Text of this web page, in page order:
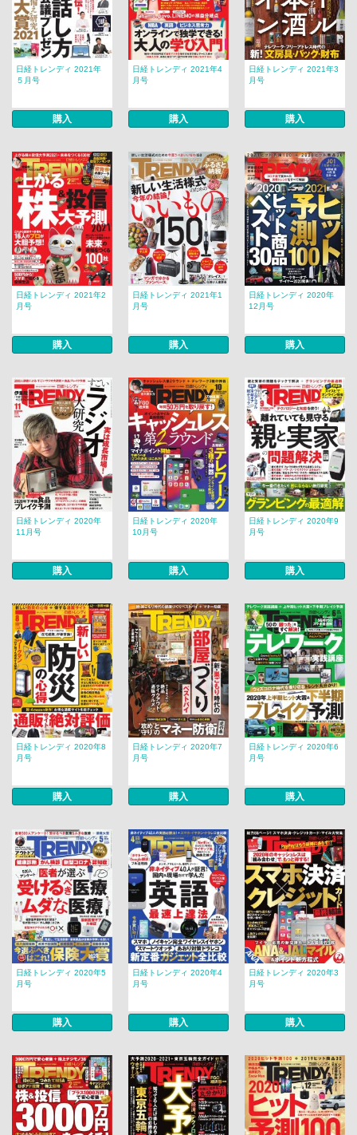
日経トレンディ 2021年
５月号
購入
日経トレンディ 2021年4
月号
購入
日経トレンディ 2021年3
月号
購入
日経トレンディ 2021年2
月号
購入
日経トレンディ 2021年1
月号
購入
日経トレンディ 2020年
12月号
購入
日経トレンディ 2020年
11月号
購入
日経トレンディ 2020年
10月号
購入
日経トレンディ 2020年9
月号
購入
日経トレンディ 2020年8
月号
購入
日経トレンディ 2020年7
月号
購入
日経トレンディ 2020年6
月号
購入
日経トレンディ 2020年5
月号
購入
日経トレンディ 2020年4
月号
購入
日経トレンディ 2020年3
月号
購入